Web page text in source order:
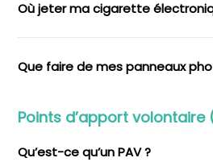
Où jeter ma cigarette
Que faire de mes panneaux
Points d’apport volontaire
Qu’est-ce qu’un PAV ?